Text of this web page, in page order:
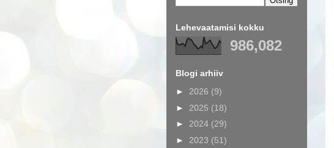
Lehevaatamisi kokku
986,082
Blogi arhiiv
► 2026 (9)
► 2025 (18)
► 2024 (29)
► 2023 (51)